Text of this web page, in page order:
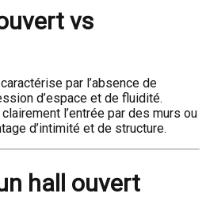
vs
par l’absence de
d’espace et de fluidité.
l’entrée par des murs ou
d’intimité et de structure.
hall ouvert